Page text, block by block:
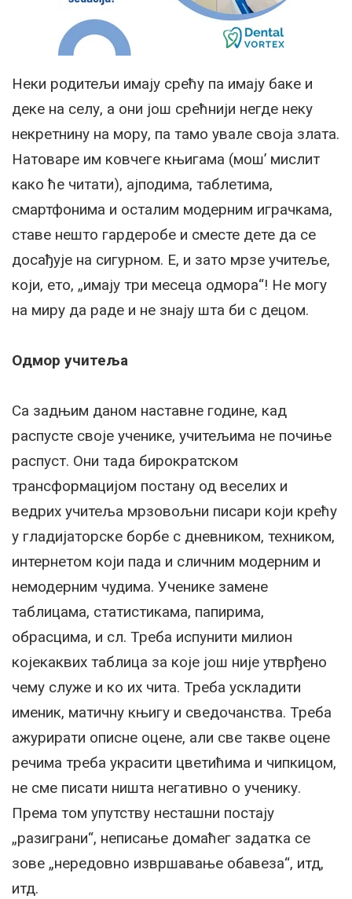
Неки родитељи имају срећу па имају баке и
деке на селу, а они још срећнији негде неку
некретнину на мору, па тамо увале своја злата.
Натоваре им ковчеге књигама (мош’ мислит
како ће читати), ајподима, таблетима,
смартфонима и осталим модерним играчкама,
ставе нешто гардеробе и сместе дете да се
досађује на сигурном. Е, и зато мрзе учитеље,
који, ето, „имају три месеца одмора“! Не могу
на миру да раде и не знају шта би с децом.
Одмор учитеља
Са задњим даном наставне године, кад
распусте своје ученике, учитељима не почиње
распуст. Они тада бирократском
трансформацијом постану од веселих и
ведрих учитеља мрзовољни писари који крећу
у гладијаторске борбе с дневником, техником,
интернетом који пада и сличним модерним и
немодерним чудима. Ученике замене
таблицама, статистикама, папирима,
обрасцима, и сл. Треба испунити милион
којекаквих таблица за које још није утврђено
чему служе и ко их чита. Треба ускладити
именик, матичну књигу и сведочанства. Треба
ажурирати описне оцене, али све такве оцене
речима треба украсити цветићима и чипкицом,
не сме писати ништа негативно о ученику.
Према том упутству несташни постају
„разиграни“, неписање домаћег задатка се
зове „нередовно извршавање обавеза“, итд,
итд.